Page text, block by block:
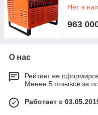
Нет в
963
О нас
Рейтинг не
Менее 5 отзывов за
Работает с